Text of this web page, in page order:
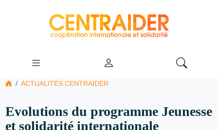
ACTUALITÉS CENTRAIDER
Evolutions du programme Jeunesse
et solidarité internationale